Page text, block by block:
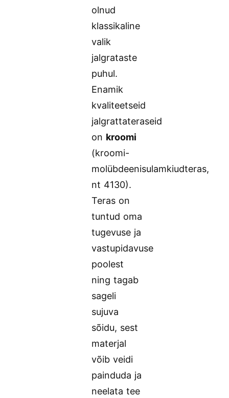
olnud
klassikaline
valik
jalgrataste
puhul.
Enamik
kvaliteetseid
jalgrattateraseid
on kroomi
(kroomi-
molübdeenisulamkiudteras,
nt 4130).
Teras on
tuntud oma
tugevuse ja
vastupidavuse
poolest
ning tagab
sageli
sujuva
sõidu, sest
materjal
võib veidi
painduda ja
neelata tee